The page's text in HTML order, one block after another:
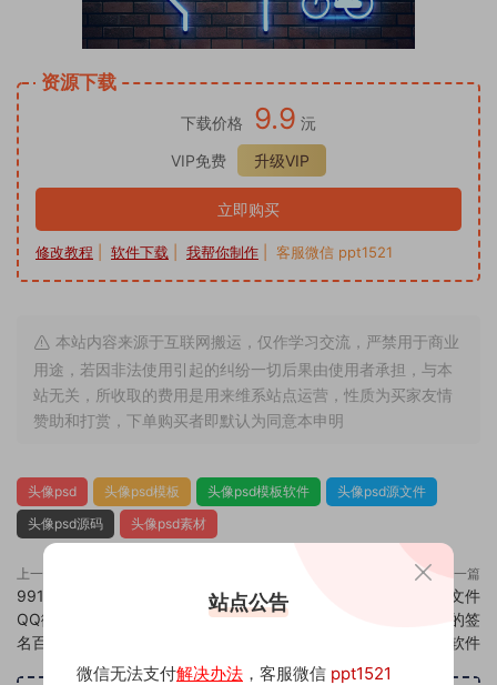
资源下载
下载价格 9.9 沅
VIP免费
升级VIP
立即购买
修改教程 软件下载 我帮你制作 | 客服微信 ppt1521
本站内容来源于互联网搬运，仅作学习交流，严禁用于商业
用途，若因非法使用引起的纠纷一切后果由使用者承担，与本
站无关，所收取的费用是用来维系站点运营，性质为买家友情
赞助和打赏，下单购买者即默认为同意本申明
头像psd 头像psd模板 头像psd模板软件
头像psd源文件
头像psd源码
头像psd素材
上一篇
991头像psd素材源码模板源文件
QQ微信抖音快手小红书很火的签
名百家姓氏头像制作教程软件
下一篇
993头像psd素材源码模板源文件
QQ微信抖音快手小红书很火的签
名百家姓氏头像制作教程软件
站点公告
微信无法支付解决办法 ，客服微信 ppt1521